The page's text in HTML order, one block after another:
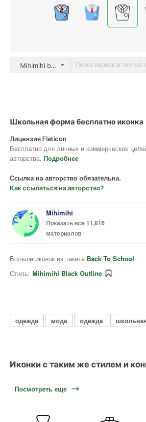
Mihimihi black outline
Школьная форма бесплатно иконка
Лицензия Flaticon
Бесплатно для личных и коммерческих
авторства. Подробнее
Ссылка на авторство обязательна.
Как ссылаться на авторство?
Mihimihi
Показать все 11,816
материалов
Больше иконок из пакета Back To School
Стиль: Mihimihi Black Outline
одежда мода одежда
Иконки с таким же стилем и
Посмотреть еще